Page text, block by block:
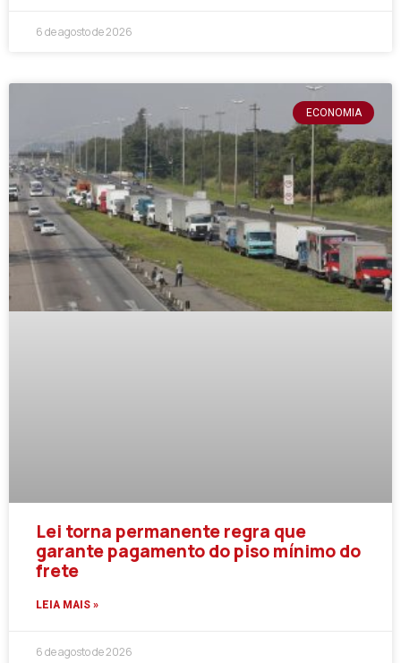
6 de agosto de 2026
ECONOMIA
Lei torna permanente regra que
garante pagamento do piso mínimo do
frete
LEIA MAIS »
6 de agosto de 2026